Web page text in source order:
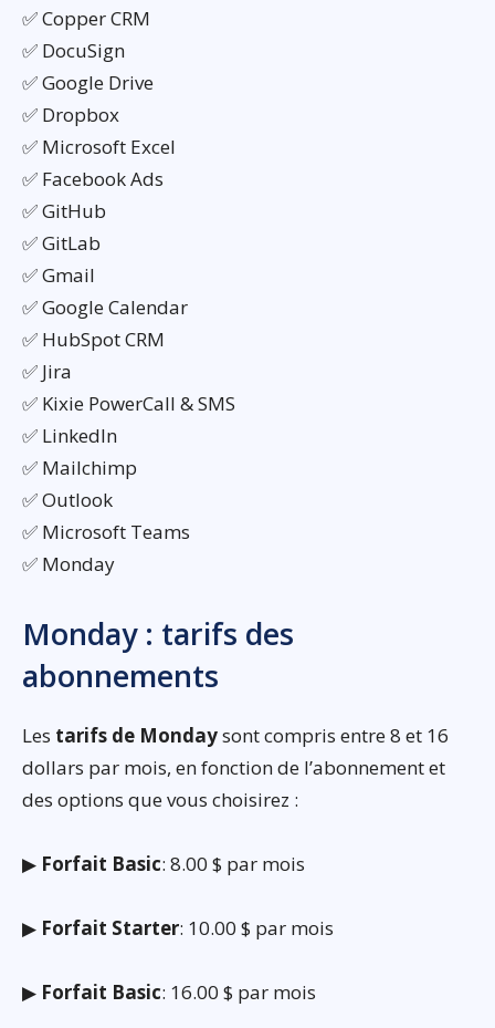
✅ Copper CRM
✅ DocuSign
✅ Google Drive
✅ Dropbox
✅ Microsoft Excel
✅ Facebook Ads
✅ GitHub
✅ GitLab
✅ Gmail
✅ Google Calendar
✅ HubSpot CRM
✅ Jira
✅ Kixie PowerCall & SMS
✅ LinkedIn
✅ Mailchimp
✅ Outlook
✅ Microsoft Teams
✅ Monday
Monday : tarifs des
abonnements
Les tarifs de Mondaysont compris entre 8 et 16
dollars par mois, en fonction de l’abonnement et
des options que vous choisirez :
▶ Forfait Basic: 8.00 $ par mois
▶ Forfait Starter: 10.00 $ par mois
▶ Forfait Basic: 16.00 $ par mois